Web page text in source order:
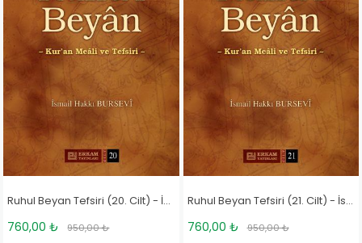
Ruhul Beyan Tefsiri (20. Cilt) - İsmail Hakkı Bursevi
760,00 ₺ 950,00 ₺
Ruhul Beyan Tefsiri (21. Cilt) - İsmail Hakkı Bursevi
760,00 ₺ 950,00 ₺